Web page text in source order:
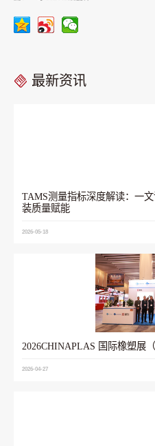
最新资讯
TAMS测量指标深度解读：一
装质量赋能
2026-05-18
2026CHINAPLAS 国际橡塑展
2026-04-27